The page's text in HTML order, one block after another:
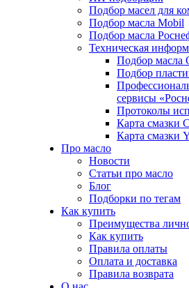
Подбор масел для
Подбор масла Mobil
Подбор масла
Техническая
Подбор масла
Подбор
сервисы
Протоколы
Карта смазки
Карта смазки
Про масло
Новости
Статьи про масло
Блог
Подборки по тегам
Как купить
Преимущества
Как купить
Правила оплаты
Оплата и доставка
Правила возврата